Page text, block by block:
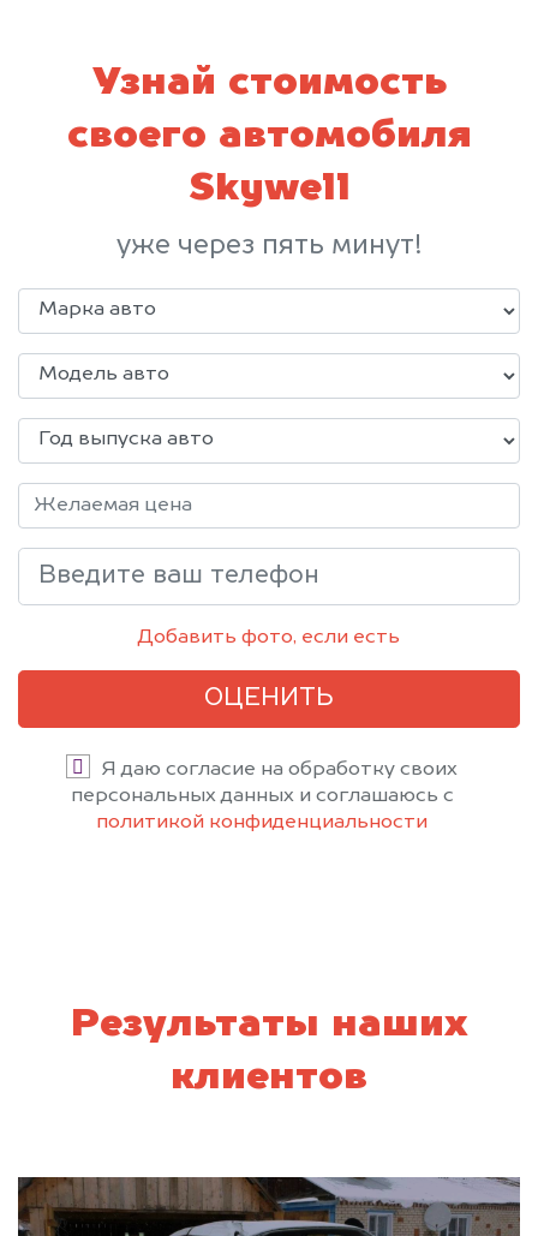
Узнай стоимость
своего автомобиля
Skywell
уже через пять минут!
Добавить фото, если есть
ОЦЕНИТЬ
Я даю согласие на обработку своих
персональных данных и соглашаюсь с
политикой конфиденциальности
Результаты наших
клиентов